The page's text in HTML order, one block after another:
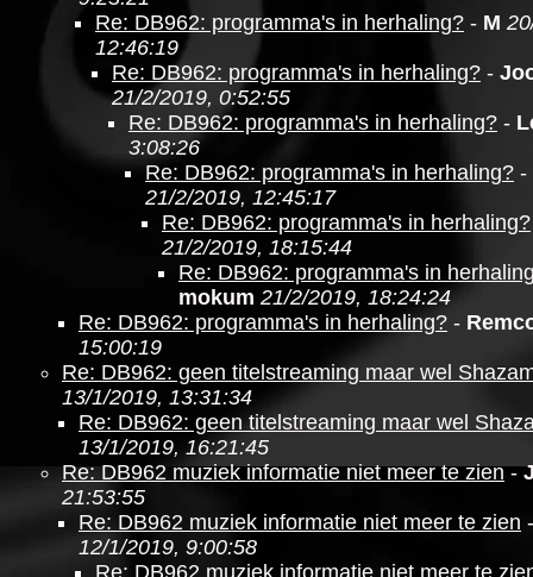
Re: DB962: programma's in herhaling? - M
12:46:19
Re: DB962: programma's in herhaling? -
21/2/2019, 0:52:55
Re: DB962: programma's in herhaling? -
3:08:26
Re: DB962: programma's in herhaling? -
21/2/2019, 12:45:17
Re: DB962: programma's in herhaling?
21/2/2019, 18:15:44
Re: DB962: programma's in
mokum 21/2/2019, 18:24:24
Re: DB962: programma's in herhaling? -
15:00:19
Re: DB962: geen titelstreaming maar wel
13/1/2019, 13:31:34
Re: DB962: geen titelstreaming maar wel
13/1/2019, 16:21:45
Re: DB962 muziek informatie niet meer te zien-
21:53:55
Re: DB962 muziek informatie niet meer te zien
12/1/2019, 9:00:58
Re: DB962 muziek informatie niet meer te